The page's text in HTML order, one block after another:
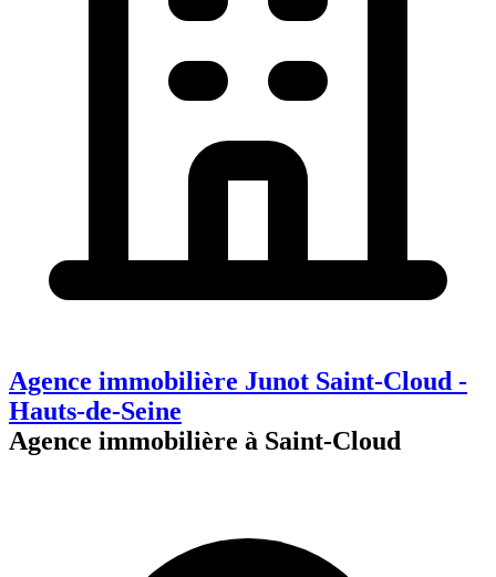
Agence immobilière Junot Saint-Cloud -
Hauts-de-Seine
Agence immobilière à Saint-Cloud